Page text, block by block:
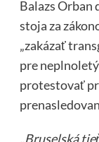
Balazs Orban
stoja za
„zakázať
pre
protestovať
„Bruselská